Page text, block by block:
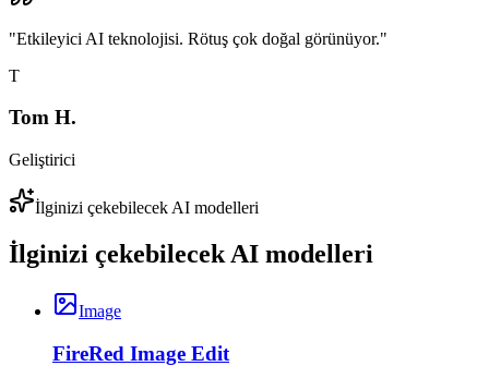
"Etkileyici AI teknolojisi. Rötuş çok doğal görünüyor."
T
Tom H.
Geliştirici
İlginizi çekebilecek AI modelleri
İlginizi çekebilecek AI modelleri
Image
FireRed Image Edit